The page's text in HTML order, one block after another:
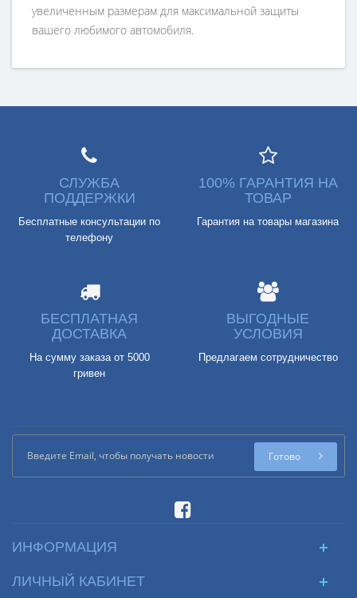
увеличенным размерам для максимальной защиты
вашего любимого автомобиля.
СЛУЖБА
ПОДДЕРЖКИ
Бесплатные консультации по
телефону
100% ГАРАНТИЯ НА
ТОВАР
Гарантия на товары магазина
БЕСПЛАТНАЯ
ДОСТАВКА
На сумму заказа от 5000
гривен
ВЫГОДНЫЕ
УСЛОВИЯ
Предлагаем сотрудничество
Готово
ИНФОРМАЦИЯ
ЛИЧНЫЙ КАБИНЕТ